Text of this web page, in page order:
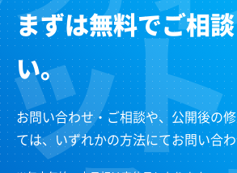
まずは無料でご相
い。
お問い合わせ・ご相談や、公開後の
ては、いずれかの方法にてお問い合